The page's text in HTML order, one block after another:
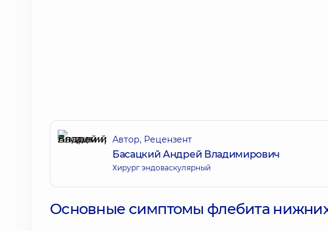
Автор, Рецензент
Басацкий Андрей Владимирович
Хирург эндоваскулярный
Основные симптомы флебита